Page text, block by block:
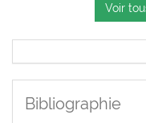
Voir
Bibliographie